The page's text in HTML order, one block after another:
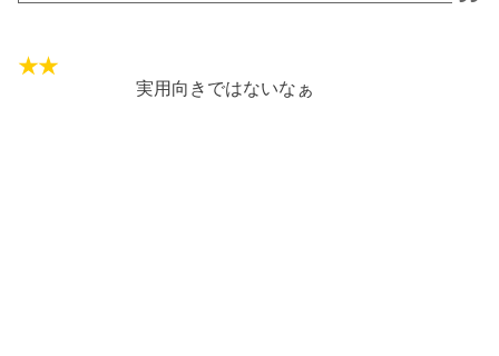
実用向きではないなぁ